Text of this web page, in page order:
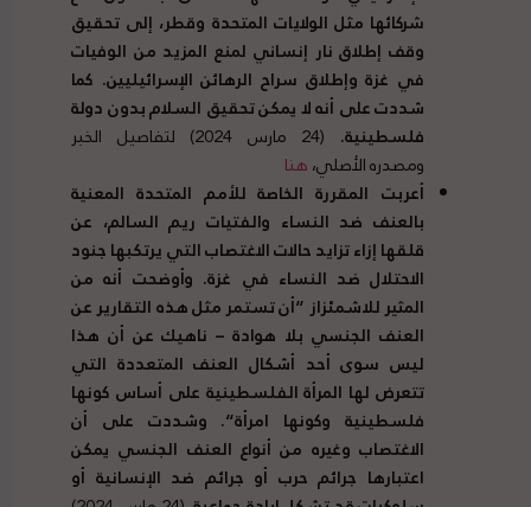
شركائها مثل الولايات المتحدة وقطر، إلى تحقيق
وقف إطلاق نار إنساني لمنع المزيد من الوفيات
في غزة وإطلاق سراح الرهائن الإسرائيليين. كما
شددت على أنه لا يمكن تحقيق السلام بدون دولة
فلسطينية.
(24 مارس 2024) لتفاصيل الخبر
ومصدره الأصلي،هنا
أعربت المقررة الخاصة للأمم المتحدة المعنية
بالعنف ضد النساء والفتيات ريم السالم، عن
قلقها إزاء تزايد حالات الاغتصاب التي يرتكبها جنود
الاحتلال ضد النساء في غزة. وأوضحت أنه من
المثير للاشمئزاز“أن تستمر مثل هذه التقارير عن
العنف الجنسي بلا هوادة – ناهيك عن أن هذا
ليس سوى أحد أشكال العنف المتعددة التي
تتعرض لها المرأة الفلسطينية على أساس كونها
فلسطينية وكونها امرأة“. وشددت على أن
الاغتصاب وغيره من أنواع العنف الجنسي يمكن
اعتبارها جرائم حرب أو جرائم ضد الإنسانية أو